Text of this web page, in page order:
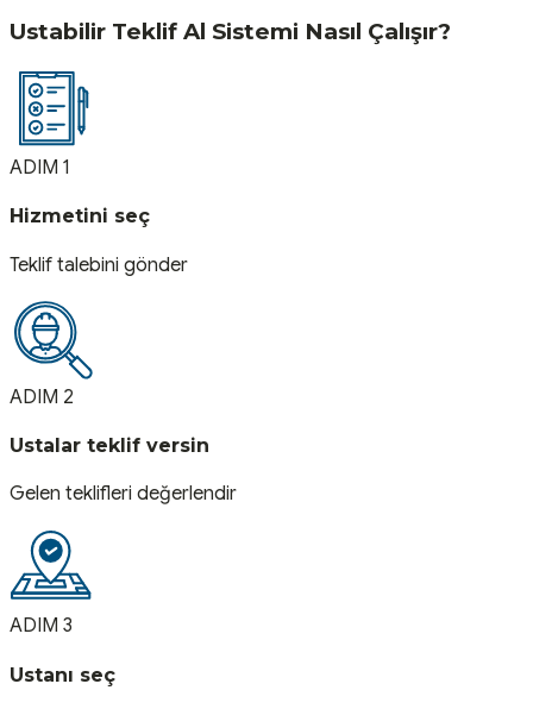
Ustabilir Teklif Al Sistemi Nasıl Çalışır?
ADIM 1
Hizmetini seç
Teklif talebini gönder
ADIM 2
Ustalar teklif versin
Gelen teklifleri değerlendir
ADIM 3
Ustanı seç